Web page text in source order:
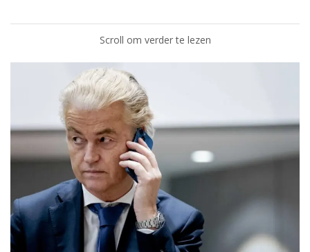
Scroll om verder te lezen